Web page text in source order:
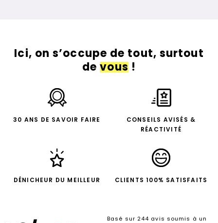
Ici, on s’occupe de tout, surtout
devous!
30 ANS DE SAVOIR FAIRE
CONSEILS AVISÉS &
RÉACTIVITÉ
DÉNICHEUR DU MEILLEUR CLIENTS 100% SATISFAITS
Basé sur 244 avis soumis à un